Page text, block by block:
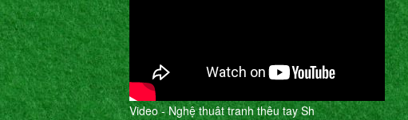
Video - Nghệ thuât tranh thêu tay Sh